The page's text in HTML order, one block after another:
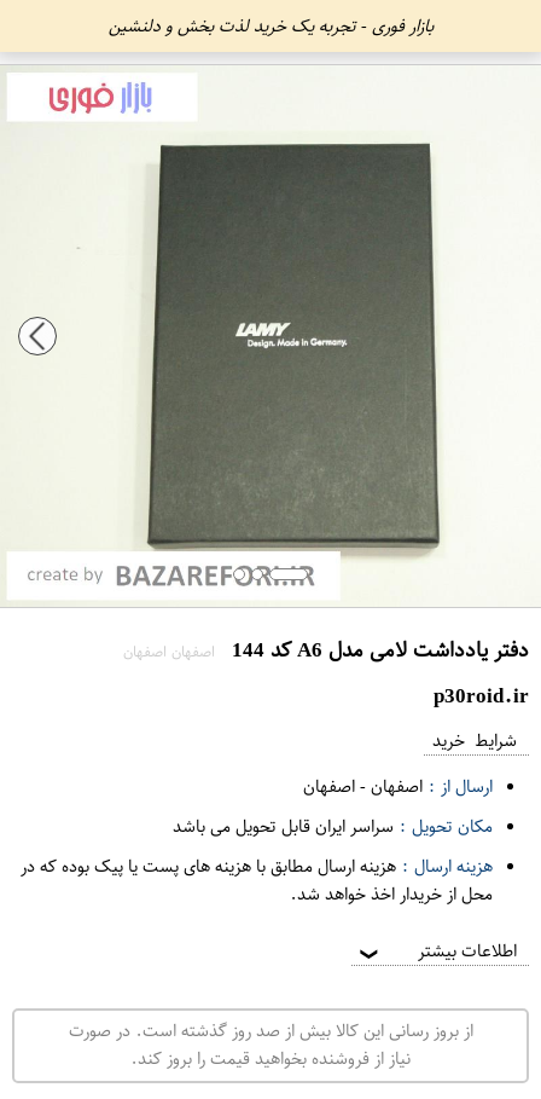
بازار فوری - تجربه یک خرید لذت بخش و دلنشین
دفتر یادداشت لامی مدل A6 کد 144 اصفهان اصفهان
p30roid.ir
شرایط خرید
ارسال از : اصفهان-اصفهان
مکان تحویل : سراسر ایران قابل تحویل می باشد
هزینه ارسال : هزینه ارسال مطابق با هزینه های پست یا پیک بوده که در
محل از خریدار اخذ خواهد شد.
اطلاعات بیشتر ❯
از بروز رسانی این کالا بیش از صد روز گذشته است. در صورت
نیاز از فروشنده بخواهید قیمت را بروز کند.